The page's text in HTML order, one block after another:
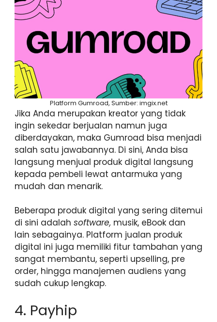
Platform Gumroad, Sumber: imgix.net
Jika Anda merupakan kreator yang tidak
ingin sekedar berjualan namun juga
diberdayakan, maka Gumroad bisa menjadi
salah satu jawabannya. Di sini, Anda bisa
langsung menjual produk digital langsung
kepada pembeli lewat antarmuka yang
mudah dan menarik.
Beberapa produk digital yang sering ditemui
di sini adalah software, musik, eBook dan
lain sebagainya. Platform jualan produk
digital ini juga memiliki fitur tambahan yang
sangat membantu, seperti upselling, pre
order, hingga manajemen audiens yang
sudah cukup lengkap.
4. Payhip